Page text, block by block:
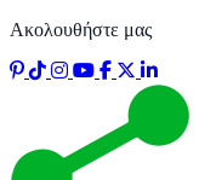
Ακολουθήστε μας